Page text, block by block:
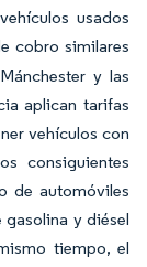
usados
cobro similares
y las
aplican tarifas
vehículos con
consiguientes
de automóviles
y diésel
tiempo, el